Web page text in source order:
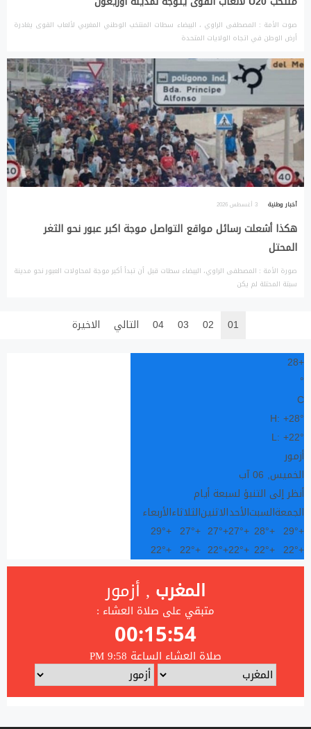
صوت الأمة : المصطفى الراوي ، البيضاء سطات المنتخب الوطني المغربي لألعاب القوى يغادرة
أرض الوطن في اتجاه الولايات المتحدة
أخبار وطنية 3 أغسطس 2026
هكذا أشعلت رسائل مواقع التواصل موجة اكبر عبور نحو الثغر
المحتل
صورة الأمة : المصطفى الراوي، البيضاء سطات قبل أن تبدأ أكبر موجة لمحاولات العبور نحو مدينة
سبتة المحتلة لم يكن
01
02
03
04 التالي
الاخيرة
+
28
°
C
H: +28°
L: +22°
أزمور
الخميس, 06 آب
أنظر إلى التنبؤ لسبعة أيام
الجمعةالسبتالأحدالاثنينالثلاثاءالأربعاء
+
29°
+
28°
+
27°
+
27°
+
27°
+
29°
+
22°
+
22°
+
22°
+
22°
+
22°
+
22°